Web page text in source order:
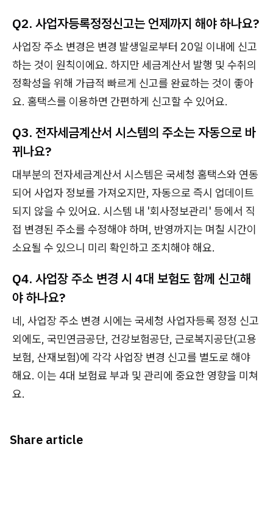
Q2. 사업자등록정정신고는 언제까지 해야 하나요?
사업장 주소 변경은 변경 발생일로부터 20일 이내에 신고
하는 것이 원칙이에요. 하지만 세금계산서 발행 및 수취의
정확성을 위해 가급적 빠르게 신고를 완료하는 것이 좋아
요. 홈택스를 이용하면 간편하게 신고할 수 있어요.
Q3. 전자세금계산서 시스템의 주소는 자동으로 바
뀌나요?
대부분의 전자세금계산서 시스템은 국세청 홈택스와 연동
되어 사업자 정보를 가져오지만, 자동으로 즉시 업데이트
되지 않을 수 있어요. 시스템 내 '회사정보관리' 등에서 직
접 변경된 주소를 수정해야 하며, 반영까지는 며칠 시간이
소요될 수 있으니 미리 확인하고 조치해야 해요.
Q4. 사업장 주소 변경 시 4대 보험도 함께 신고해
야 하나요?
네, 사업장 주소 변경 시에는 국세청 사업자등록 정정 신고
외에도, 국민연금공단, 건강보험공단, 근로복지공단(고용
보험, 산재보험)에 각각 사업장 변경 신고를 별도로 해야
해요. 이는 4대 보험료 부과 및 관리에 중요한 영향을 미쳐
요.
Share article